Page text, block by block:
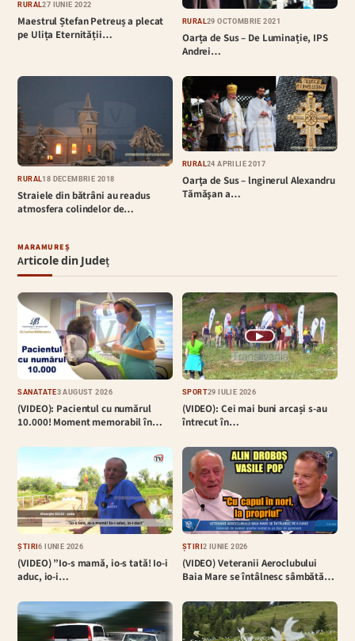
RURAL27 IUNIE 2022
Maestrul Ștefan Petreuș a plecat
pe Ulița Eternității…
RURAL29 OCTOMBRIE 2021
Oarța de Sus – De Luminație, IPS
Andrei…
RURAL18 DECEMBRIE 2018
Straiele din bătrâni au readus
atmosfera colindelor de…
RURAL24 APRILIE 2017
Oarţa de Sus – lnginerul Alexandru
Tămăşan a…
MARAMUREȘ
Articole din Județ
SĂNĂTATE3 AUGUST 2026
(VIDEO): Pacientul cu numărul
10.000! Moment memorabil în…
▶
SPORT29 IULIE 2026
(VIDEO): Cei mai buni arcași s-au
întrecut în…
ȘTIRI6 IUNIE 2026
(VIDEO) ”Io-s mamă, io-s tată! Io-i
aduc, io-i…
ȘTIRI2 IUNIE 2026
(VIDEO) Veteranii Aeroclubului
Baia Mare se întâlnesc sâmbătă…